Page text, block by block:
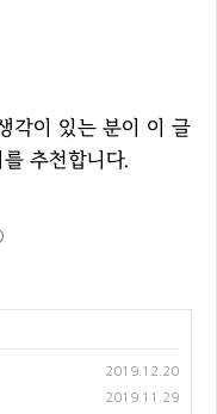
각이 있는 분이 이 글
추천합니다.
2019.12.20
2019.11.29